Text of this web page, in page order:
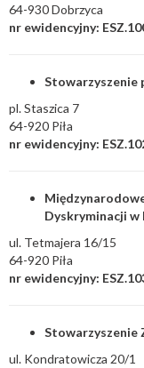
64-930 Dobrzyca
nr ewidencyjny:
Stowarzyszenie
pl. Staszica 7
64-920 Piła
nr ewidencyjny:
Dyskryminacji w
ul. Tetmajera 16/15
64-920 Piła
nr ewidencyjny:
Stowarzyszenie
ul. Kondratowicza 20/1